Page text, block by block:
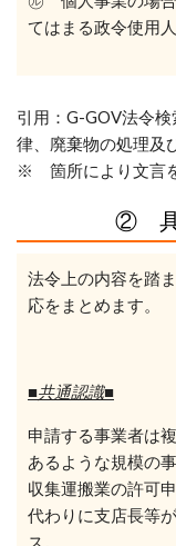
てはまる政令使用
引用：G-GOV法令
律、廃棄物の処理及
※ 箇所により文言を
② 具
法令上の内容を踏
応をまとめます。
■共通認識■
申請する事業者は
あるような規模の事
収集運搬業の許可
代わりに支店長等
ス。